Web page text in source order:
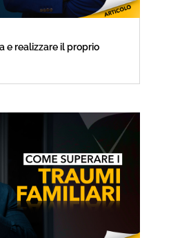
e realizzare il proprio